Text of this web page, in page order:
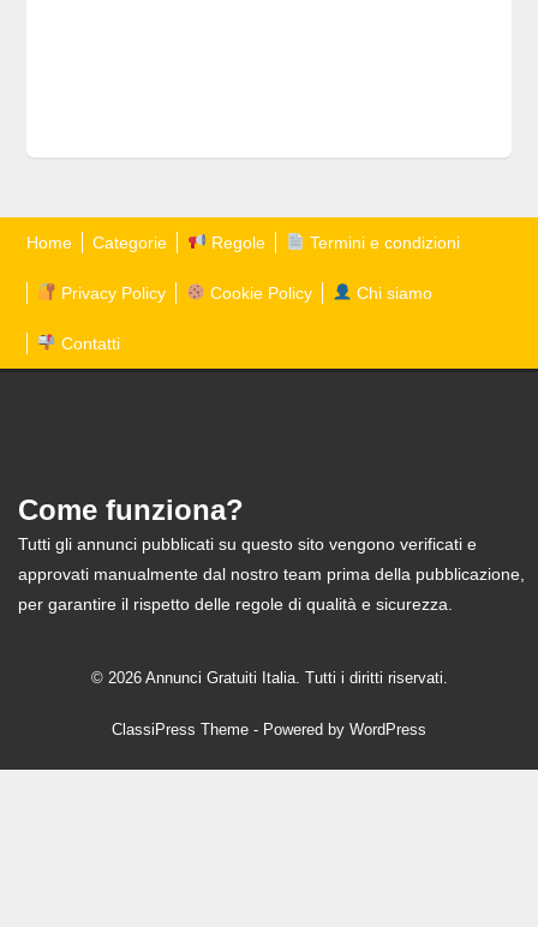
Home Categorie Regole Termini e condizioni
Privacy Policy Cookie Policy Chi siamo
Contatti
Come funziona?
Tutti gli annunci pubblicati su questo sito vengono verificati e
approvati manualmente dal nostro team prima della pubblicazione,
per garantire il rispetto delle regole di qualità e sicurezza.
© 2026 Annunci Gratuiti Italia. Tutti i diritti riservati.
ClassiPress Theme - Powered by WordPress